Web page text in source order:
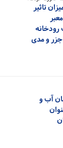
تاثیر
و مدی
آب و